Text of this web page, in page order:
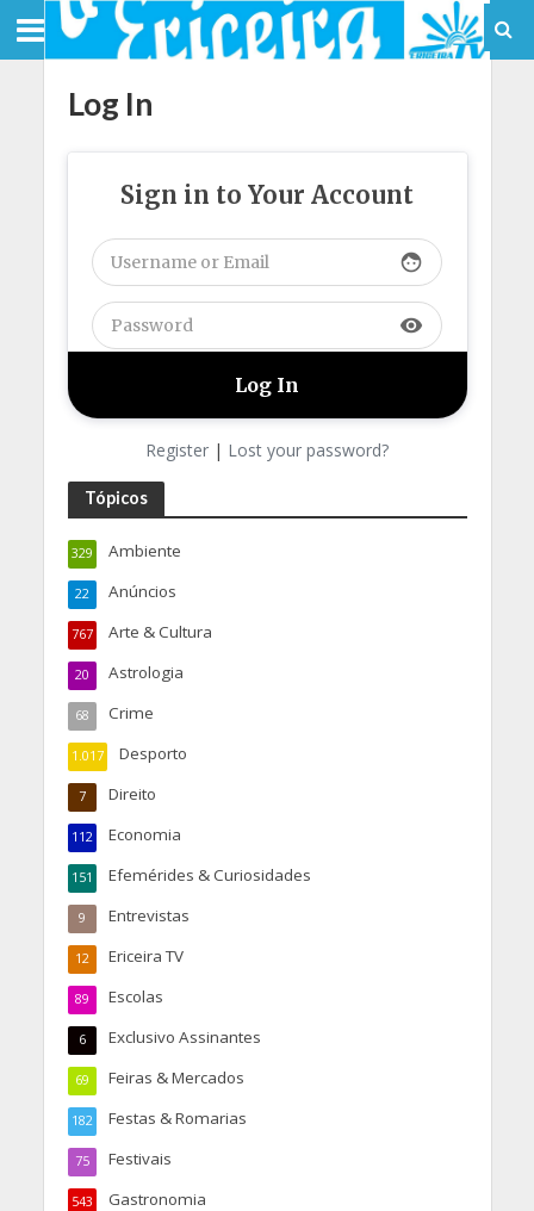
Log In
Sign in to Your Account
face
visibility
Register | Lost your password?
Tópicos
Ambiente
329
Anúncios
22
Arte & Cultura
767
Astrologia
20
Crime
68
Desporto
1.017
Direito
7
Economia
112
Efemérides & Curiosidades
151
Entrevistas
9
Ericeira TV
12
Escolas
89
Exclusivo Assinantes
6
Feiras & Mercados
69
Festas & Romarias
182
Festivais
75
Gastronomia
543